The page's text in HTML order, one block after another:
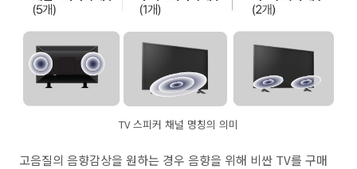
TV 스피커 채널 명칭의 의미
고음질의 음향감상을 원하는 경우 음향을 위해 비싼 TV를 구매